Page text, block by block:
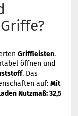
Griffleisten.
öffnen und
. Das
auf: Mit
Nutzmaß: 32,5